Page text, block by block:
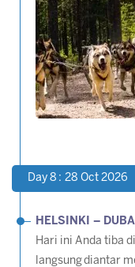
Day 8 : 28 Oct 2026
HELSINKI –
Hari ini Anda tiba
langsung diantar